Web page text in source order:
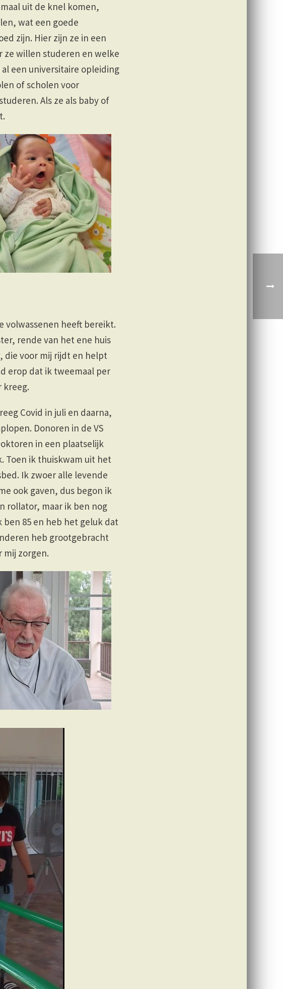
uit de knel komen,
wat een goede
zijn. Hier zijn ze in een
ze willen studeren en welke
een universitaire opleiding
of scholen voor
Als ze als baby of
volwassenen heeft bereikt.
rende van het ene huis
die voor mij rijdt en helpt
erop dat ik tweemaal per
kreeg.
Covid in juli en daarna,
Donoren in de VS
in een plaatselijk
Toen ik thuiskwam uit het
Ik zwoer alle levende
ook gaven, dus begon ik
rollator, maar ik ben nog
85 en heb het geluk dat
heb grootgebracht
mij zorgen.